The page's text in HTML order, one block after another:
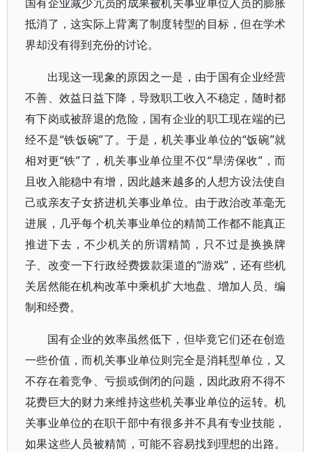
抵消了，这实际上背离了制度转型的目标，但在学术
界却没有得到充份的讨论。
出现这一现象的原因之一是，由于国有企业经营
不善、效益日益下降，导致职工收入不稳定，随时都
有下岗或被辞退的危险，国有企业的职工现在端的已
经不是“铁饭碗”了。于是，机关事业单位的“饭碗”就
相对更“铁”了，机关事业单位里不仅“旱涝保收”，而
且收入能稳中有增，因此越来越多的人想方设法使自
己或亲友子女挤进机关事业单位。由于政治改革毫无
进展，几乎每个机关事业单位的精简工作都不能真正
推进下去，不少机关的所谓精简，只不过是换换牌
子、改变一下行政经费拨款渠道的“游戏”，还有些机
关居然能在机构改革中乘机扩大地盘、增加人员、编
制和经费。
国有企业的效率虽然低下，但毕竟它们还在创造
一些价值，而机关事业单位则完全是消耗型单位，又
不存在着竞争、亏损或倒闭的问题，因此政府不得不
花费巨大的财力来维持这些机关事业单位的运转。机
关事业单位的在职干部中有很多并不具有专业技能，
如果这些人员被精简，可能不容易找到理想的出路。